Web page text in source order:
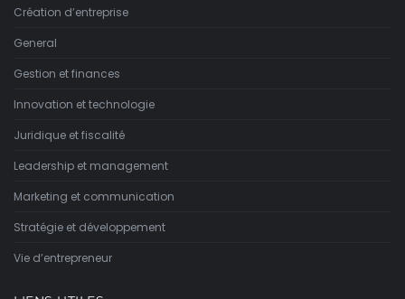
Création d’entreprise
General
Gestion et finances
Innovation et technologie
Juridique et fiscalité
Leadership et management
Marketing et communication
Stratégie et développement
Vie d’entrepreneur